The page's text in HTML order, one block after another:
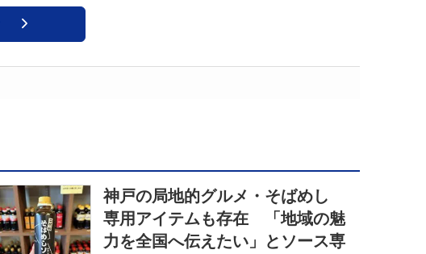
神戸の局地的グルメ・そばめし
専用アイテムも存在 「地域の魅
力を全国へ伝えたい」とソース専